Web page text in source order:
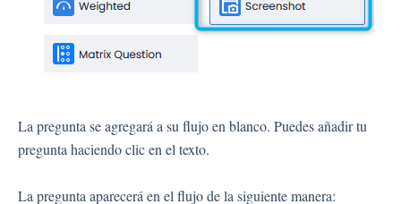
La pregunta se agregará a su flujo en blanco. Puedes añadir tu
pregunta haciendo clic en el texto.
La pregunta aparecerá en el flujo de la siguiente manera: